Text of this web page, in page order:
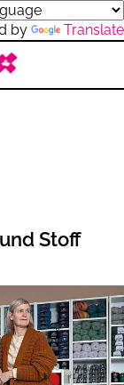
by Translate
Stoff